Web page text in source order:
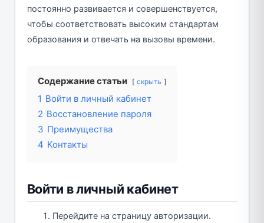
постоянно развивается и совершенствуется,
чтобы соответствовать высоким стандартам
образования и отвечать на вызовы времени.
Содержание статьи скрыть
1 Войти в личный кабинет
2 Восстановление пароля
3 Преимущества
4 Контакты
Войти в личный кабинет
Перейдите на страницу авторизации.